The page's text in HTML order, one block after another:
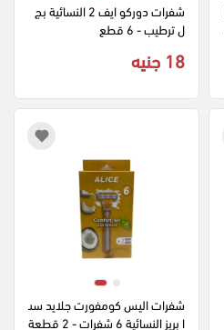
شفرات دوركو ايف 2 النسائية بج
ل ترطيب - 6 قطع
18 جنيه
شفرات اليس كومفورت جلايد سب
ا بريز النسائية 6 شفرات - 2 قطعة